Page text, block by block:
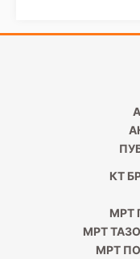
КТ
МРТ
МРТ
МРТ